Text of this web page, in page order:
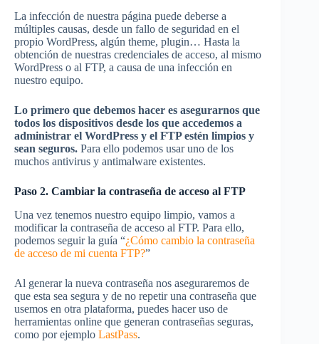
La infección de nuestra página puede deberse a
múltiples causas, desde un fallo de seguridad en el
propio WordPress, algún theme, plugin… Hasta la
obtención de nuestras credenciales de acceso, al mismo
WordPress o al FTP, a causa de una infección en
nuestro equipo.
Lo primero que debemos hacer es asegurarnos que
todos los dispositivos desde los que accedemos a
administrar el WordPress y el FTP estén limpios y
sean seguros. Para ello podemos usar uno de los
muchos antivirus y antimalware existentes.
Paso 2. Cambiar la contraseña de acceso al FTP
Una vez tenemos nuestro equipo limpio, vamos a
modificar la contraseña de acceso al FTP. Para ello,
podemos seguir la guía “¿Cómo cambio la contraseña
de acceso de mi cuenta FTP?”
Al generar la nueva contraseña nos aseguraremos de
que esta sea segura y de no repetir una contraseña que
usemos en otra plataforma, puedes hacer uso de
herramientas online que generan contraseñas seguras,
como por ejemplo LastPass.